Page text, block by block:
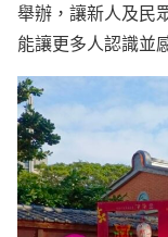
舉辦，讓新人及民
能讓更多人認識並